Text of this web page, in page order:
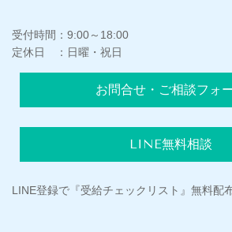
受付時間：9:00～18:00
定休日 ：日曜・祝日
お問合せ・ご相談フォ
LINE無料相談
LINE登録で『受給チェックリスト』無料配